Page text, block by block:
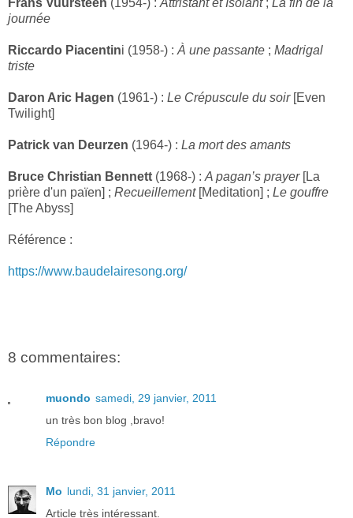
journée
Riccardo Piacentini (1958-) : À une passante ; Madrigal
triste
Daron Aric Hagen (1961-) : Le Crépuscule du soir[Even
Twilight]
Patrick van Deurzen (1964-) : La mort des amants
Bruce Christian Bennett (1968-) : A pagan’s prayer[La
prière d'un païen] ; Recueillement[Meditation] ; Le gouffre
[The Abyss]
Référence :
https://www.baudelairesong.org/
8 commentaires:
muondo samedi, 29 janvier, 2011
un très bon blog ,bravo!
Répondre
Mo lundi, 31 janvier, 2011
Article très intéressant.